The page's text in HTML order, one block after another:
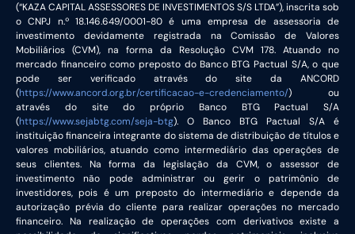
(“KAZA CAPITAL ASSESSORES DE INVESTIMENTOS S/S LTDA”), inscrita sob
o CNPJ n.º 18.146.649/0001-80 é uma empresa de assessoria de
investimento devidamente registrada na Comissão de Valores
Mobiliários (CVM), na forma da Resolução CVM 178. Atuando no
mercado financeiro como preposto do Banco BTG Pactual S/A, o que
pode ser verificado através do site da ANCORD
(https://www.ancord.org.br/certificacao-e-credenciamento/) ou
através do site do próprio Banco BTG Pactual S/A
(https://www.sejabtg.com/seja-btg). O Banco BTG Pactual S/A é
instituição financeira integrante do sistema de distribuição de títulos e
valores mobiliários, atuando como intermediário das operações de
seus clientes. Na forma da legislação da CVM, o assessor de
investimento não pode administrar ou gerir o patrimônio de
investidores, pois é um preposto do intermediário e depende da
autorização prévia do cliente para realizar operações no mercado
financeiro. Na realização de operações com derivativos existe a